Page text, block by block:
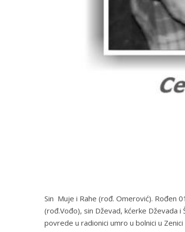
Sin Muje i Rahe (rođ. Omerović). Rođen
(rođ.Vođo), sin Dževad, kćerke Dževada
povrede u radionici umro u bolnici u